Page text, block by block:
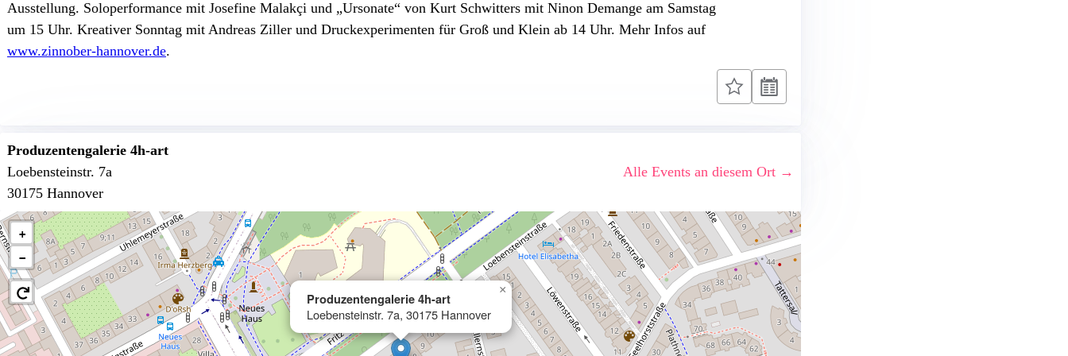
Ausstellung. Soloperformance mit Josefine Malakçi und „Ursonate“ von Kurt Schwitters mit Ninon Demange am Samstag
um 15 Uhr. Kreativer Sonntag mit Andreas Ziller und Druckexperimenten für Groß und Klein ab 14 Uhr. Mehr Infos auf
www.zinnober-hannover.de.
Produzentengalerie 4h-art
Loebensteinstr. 7a
30175 Hannover
Alle Events an diesem Ort →
Produzentengalerie 4h-art
Loebensteinstr. 7a, 30175 Hannover
×
+
−